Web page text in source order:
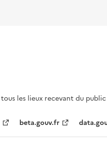
les lieux recevant du
beta.gouv.fr